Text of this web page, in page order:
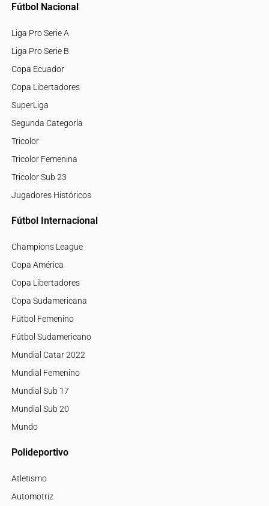
Fútbol Nacional
Liga Pro Serie A
Liga Pro Serie B
Copa Ecuador
Copa Libertadores
SuperLiga
Segunda Categoría
Tricolor
Tricolor Femenina
Tricolor Sub 23
Jugadores Históricos
Fútbol Internacional
Champions League
Copa América
Copa Libertadores
Copa Sudamericana
Fútbol Femenino
Fútbol Sudamericano
Mundial Catar 2022
Mundial Femenino
Mundial Sub 17
Mundial Sub 20
Mundo
Polideportivo
Atletismo
Automotriz